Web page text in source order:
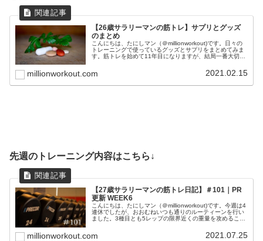
【26歳サラリーマンの筋トレ】サプリとグッズ
のまとめ
こんにちは、たにしマン（＠millionworkout)です。日々の
トレーニングで使っているグッズとサプリをまとめてみま
す。筋トレを始めて11年目になりますが、結局一番大切な
millionworkout.com 2021.02.15
先週のトレーニング内容はこちら↓
【27歳サラリーマンの筋トレ日記】＃101｜PR
更新 WEEK6
こんにちは、たにしマン（＠millionworkout)です。今週は4
連休でしたが、おおむねいつも通りのルーティーンを行い
ました。3種目とも5レップの限界近くの重量を攻めること
millionworkout.com 2021.07.25